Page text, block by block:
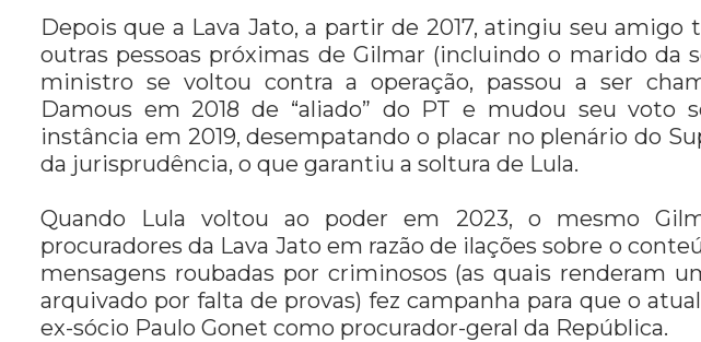
Depois que a Lava Jato, a partir de 2017, atingiu seu amigo
outras pessoas próximas de Gilmar (incluindo o marido da
ministro se voltou contra a operação, passou a ser
Damous em 2018 de “aliado” do PT e mudou seu voto
instância em 2019, desempatando o placar no plenário do
da jurisprudência, o que garantiu a soltura de Lula.
Quando Lula voltou ao poder em 2023, o mesmo
procuradores da Lava Jato em razão de ilações sobre o
mensagens roubadas por criminosos (as quais renderam
arquivado por falta de provas) fez campanha para que o
ex-sócio Paulo Gonet como procurador-geral da República.